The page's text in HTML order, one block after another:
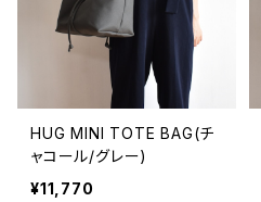
HUG MINI TOTE BAG(チ
ャコール/グレー)
¥11,770